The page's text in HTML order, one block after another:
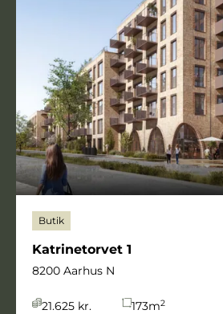
Butik
Katrinetorvet 1
8200 Aarhus N
21.625 kr. 173m2